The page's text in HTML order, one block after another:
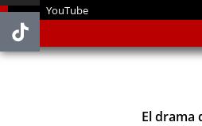
YouTube
El drama